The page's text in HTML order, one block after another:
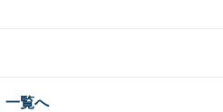
一覧へ